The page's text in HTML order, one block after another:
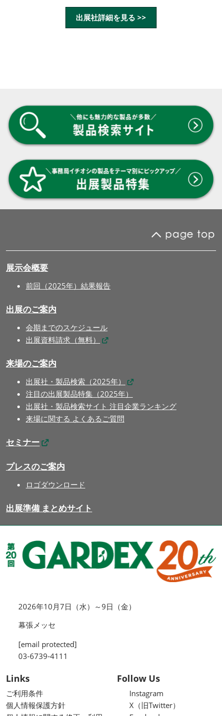
出展社詳細を見る >>
展示会概要
前回（2025年）結果報告
出展のご案内
会期までのスケジュール
出展資料請求（無料）
来場のご案内
出展社・製品検索（2025年）
注目の出展製品特集（2025年）
出展社・製品検索サイト 注目企業ランキング
来場に関する よくあるご質問
セミナー
プレスのご案内
ロゴダウンロード
出展準備 まとめサイト
2026年10月7日（水）～9日（金）
幕張メッセ
[email protected]
03-6739-4111
Links
ご利用条件
個人情報保護方針
Follow Us
Instagram
X（旧Twitter）